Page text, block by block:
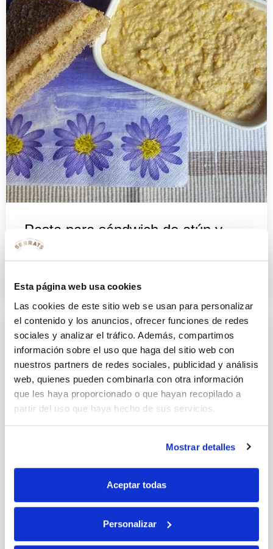
Esta página web usa cookies
Las cookies de este sitio web se usan para personalizar
el contenido y los anuncios, ofrecer funciones de redes
sociales y analizar el tráfico. Además, compartimos
información sobre el uso que haga del sitio web con
nuestros partners de redes sociales, publicidad y análisis
web, quienes pueden combinarla con otra información
que les haya proporcionado o que hayan recopilado a
partir del uso que haya hecho de sus servicios.
Mostrar detalles
Aceptar todas
Personalizar
Pasta para sándwich de atún y
maíz